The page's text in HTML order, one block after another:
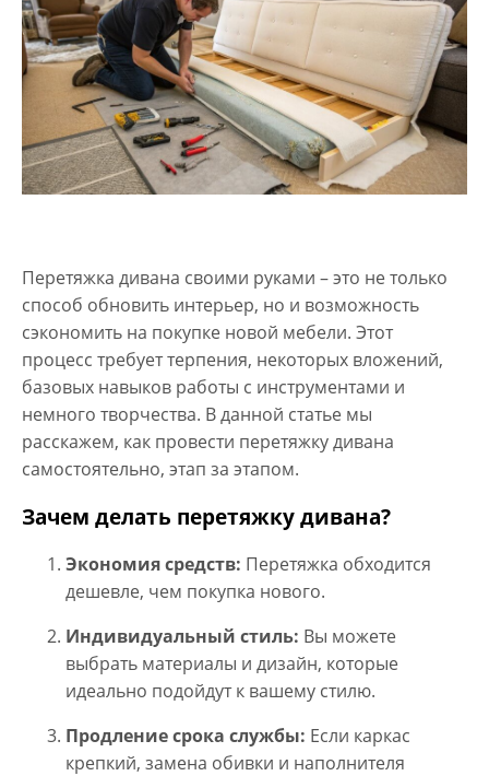
Перетяжка дивана своими руками – это не только
способ обновить интерьер, но и возможность
сэкономить на покупке новой мебели. Этот
процесс требует терпения, некоторых вложений,
базовых навыков работы с инструментами и
немного творчества. В данной статье мы
расскажем, как провести перетяжку дивана
самостоятельно, этап за этапом.
Зачем делать перетяжку дивана?
Экономия средств: Перетяжка обходится
дешевле, чем покупка нового.
Индивидуальный стиль: Вы можете
выбрать материалы и дизайн, которые
идеально подойдут к вашему стилю.
Продление срока службы: Если каркас
крепкий, замена обивки и наполнителя